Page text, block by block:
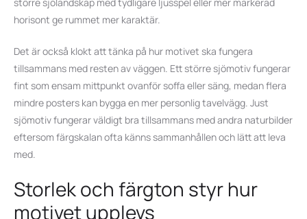
horisont ge rummet mer karaktär.
Det är också klokt att tänka på hur motivet ska fungera
tillsammans med resten av väggen. Ett större sjömotiv fungerar
fint som ensam mittpunkt ovanför soffa eller säng, medan flera
mindre posters kan bygga en mer personlig tavelvägg. Just
sjömotiv fungerar väldigt bra tillsammans med andra naturbilder
eftersom färgskalan ofta känns sammanhållen och lätt att leva
med.
Storlek och färgton styr hur
motivet upplevs